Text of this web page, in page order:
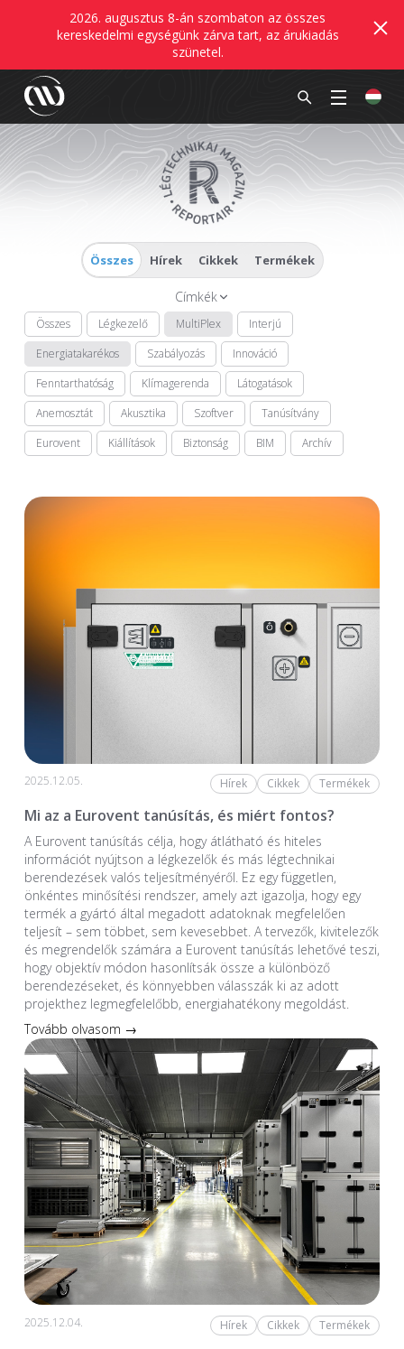
2026. augusztus 8-án szombaton az összes
kereskedelmi egységünk zárva tart, az árukiadás
szünetel.
Összes Hírek Cikkek Termékek
Címkék
Összes Légkezelő MultiPlex
Interjú
Energiatakarékos
Szabályozás
Innováció
Fenntarthatóság
Klímagerenda
Látogatások
Anemosztát
Akusztika Szoftver
Tanúsítvány
Eurovent
Kiállítások Biztonság BIM Archív
2025.12.05. Hírek Cikkek Termékek
Mi az a Eurovent tanúsítás, és miért fontos?
A Eurovent tanúsítás célja, hogy átlátható és hiteles
információt nyújtson a légkezelők és más légtechnikai
berendezések valós teljesítményéről. Ez egy független,
önkéntes minősítési rendszer, amely azt igazolja, hogy egy
termék a gyártó által megadott adatoknak megfelelően
teljesít – sem többet, sem kevesebbet. A tervezők, kivitelezők
és megrendelők számára a Eurovent tanúsítás lehetővé teszi,
hogy objektív módon hasonlítsák össze a különböző
berendezéseket, és könnyebben válasszák ki az adott
projekthez legmegfelelőbb, energiahatékony megoldást.
Tovább olvasom →
2025.12.04. Hírek Cikkek Termékek